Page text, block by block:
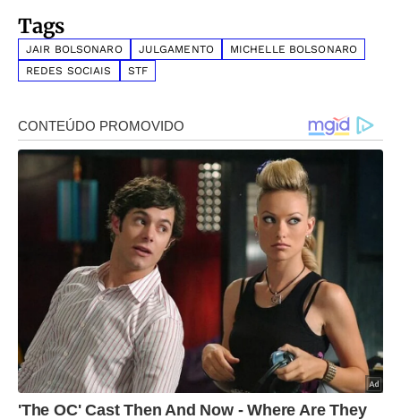
Tags
JAIR BOLSONARO JULGAMENTO
MICHELLE BOLSONARO
REDES SOCIAIS
STF